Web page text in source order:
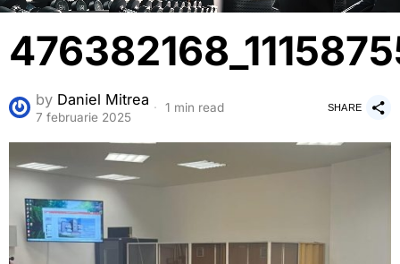
by Daniel Mitrea
7 februarie 2025
1 min read SHARE